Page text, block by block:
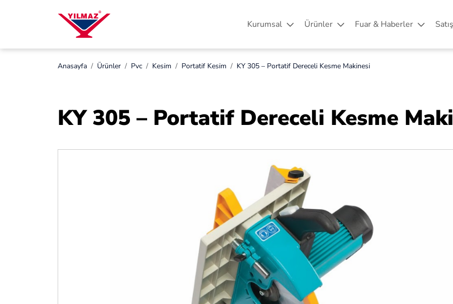
Kurumsal Ürünler Fuar & Haberler
Anasayfa Ürünler Pvc Kesi̇m Portati̇f Kesi̇m KY 305 – Portatif Dereceli Kesme Makinesi
KY 305 – Portatif Dereceli Kesme